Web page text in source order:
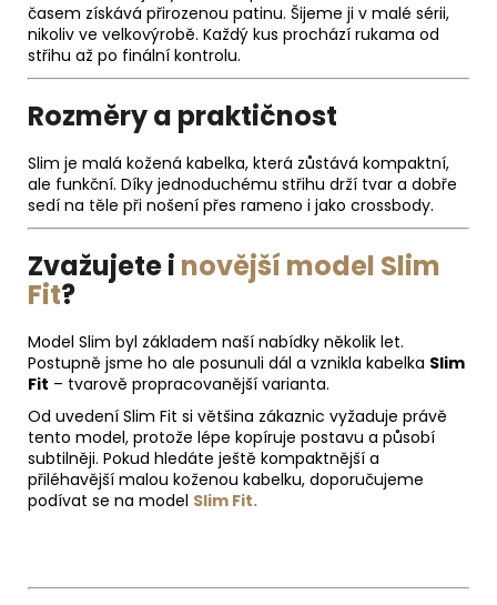
časem získává přirozenou patinu. Šijeme ji v malé sérii,
nikoliv ve velkovýrobě. Každý kus prochází rukama od
střihu až po finální kontrolu.
Rozměry a praktičnost
Slim je malá kožená kabelka, která zůstává kompaktní,
ale funkční. Díky jednoduchému střihu drží tvar a dobře
sedí na těle při nošení přes rameno i jako crossbody.
Zvažujete i novější model Slim
Fit?
Model Slim byl základem naší nabídky několik let.
Postupně jsme ho ale posunuli dál a vznikla kabelka Slim
Fit – tvarově propracovanější varianta.
Od uvedení Slim Fit si většina zákaznic vyžaduje právě
tento model, protože lépe kopíruje postavu a působí
subtilněji. Pokud hledáte ještě kompaktnější a
přiléhavější malou koženou kabelku, doporučujeme
podívat se na model Slim Fit.